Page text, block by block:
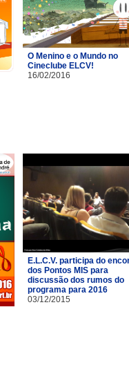
O Menino e o Mundo no
Cineclube ELCV!
16/02/2016
E.L.C.V. participa do
dos Pontos MIS para
discussão dos rumos do
programa para 2016
03/12/2015